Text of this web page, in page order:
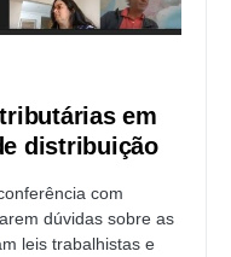
em
distribuição
com
dúvidas sobre as
leis trabalhistas e